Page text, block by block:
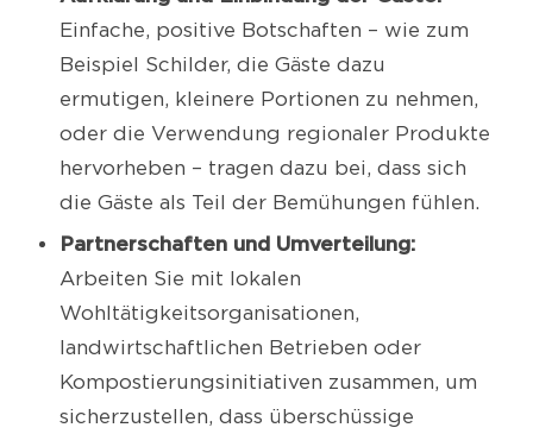
Einfache, positive Botschaften – wie zum
Beispiel Schilder, die Gäste dazu
ermutigen, kleinere Portionen zu nehmen,
oder die Verwendung regionaler Produkte
hervorheben – tragen dazu bei, dass sich
die Gäste als Teil der Bemühungen fühlen.
Partnerschaften und Umverteilung:
Arbeiten Sie mit lokalen
Wohltätigkeitsorganisationen,
landwirtschaftlichen Betrieben oder
Kompostierungsinitiativen zusammen, um
sicherzustellen, dass überschüssige